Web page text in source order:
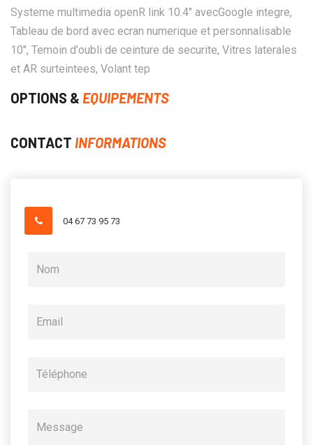
Systeme multimedia openR link 10.4" avecGoogle integre,
Tableau de bord avec ecran numerique et personnalisable
10", Temoin d'oubli de ceinture de securite, Vitres laterales
et AR surteintees, Volant tep
OPTIONS & EQUIPEMENTS
CONTACT INFORMATIONS
04 67 73 95 73